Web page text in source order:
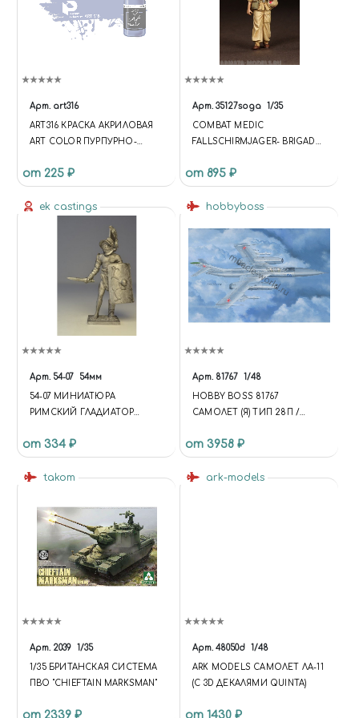
Арт. art316
ART316 КРАСКА АКРИЛОВАЯ
ART COLOR ПУРПУРНО-
от 225 ₽
Арт. 35127soga 1/35
СOMBAT MEDIC
FALLSCHIRMJAGER- BRIGADE
AUGUST 1942.
от 895 ₽
ek castings
Арт. 54-07 54мм
54-07 МИНИАТЮРА
РИМСКИЙ ГЛАДИАТОР
от 334 ₽
hobbyboss
Арт. 81767 1/48
HOBBY BOSS 81767
САМОЛЕТ (Я) ТИП 28П /
ПЕРЕХВАТЧИК/ 1/48
(FUNCTION {
UNIVERSE.SITE.ID = 'S1';
VIEW.WIDGET-VIEW-DESKTOP
LOGOTYPE { WIDTH: 75PX; } .C-
HEADER.C-HEADER-
TEMPLATE-1 .WIDGET-
от 3958 ₽
takom
Арт. 2039 1/35
1/35 БРИТАНСКАЯ СИСТЕМА
ПВО "CHIEFTAIN MARKSMAN"
от 2339 ₽
ark-models
Арт. 48050d 1/48
ARK MODELS САМОЛЕТ ЛА-11
(С 3D ДЕКАЛЯМИ QUINTA)
от 1430 ₽